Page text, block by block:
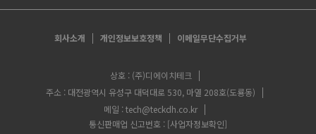
회사소개 개인정보보호정책 이메일무단수집거부
상호 : (주)디에이치테크
주소 : 대전광역시 유성구 대덕대로 530, 마열 208호(도룡동)
메일 : tech@teckdh.co.kr
통신판매업 신고번호 : [사업자정보확인]